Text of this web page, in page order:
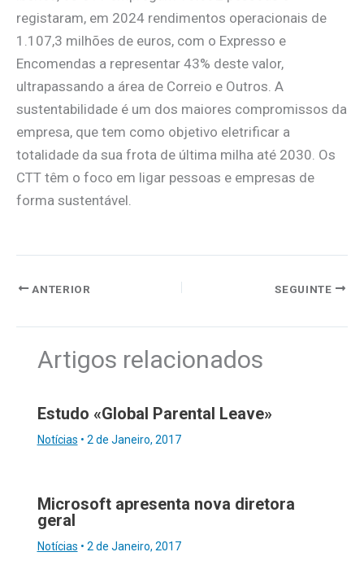
registaram, em 2024 rendimentos operacionais de
1.107,3 milhões de euros, com o Expresso e
Encomendas a representar 43% deste valor,
ultrapassando a área de Correio e Outros. A
sustentabilidade é um dos maiores compromissos da
empresa, que tem como objetivo eletrificar a
totalidade da sua frota de última milha até 2030. Os
CTT têm o foco em ligar pessoas e empresas de
forma sustentável.
ANTERIOR SEGUINTE
Artigos relacionados
Estudo «Global Parental Leave»
Notícias • 2 de Janeiro, 2017
Microsoft apresenta nova diretora
geral
Notícias • 2 de Janeiro, 2017